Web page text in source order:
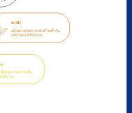
ส่ง UID
แท็กส่งรหัสประจำตัวที่ไม่ซ้ำกัน
กลับไปยังเครื่องอ่าน
ดึงพลังงานจากคลื่น
ดใช้งาน
น